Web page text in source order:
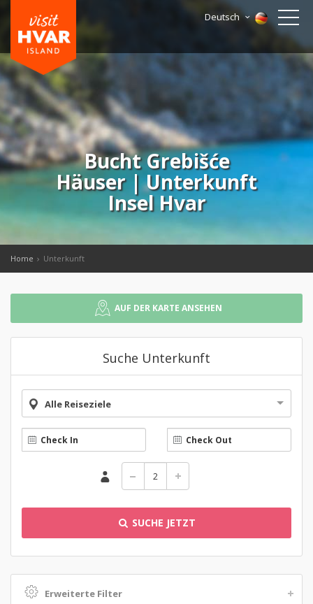
Deutsch
Bucht Grebišće
Häuser | Unterkunft
Insel Hvar
Home Unterkunft
AUF DER KARTE ANSEHEN
Suche Unterkunft
Alle Reiseziele
SUCHE JETZT
Erweiterte Filter